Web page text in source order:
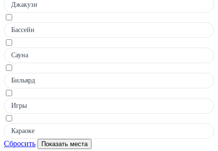
Джакузи
Бассейн
Сауна
Бильярд
Игры
Караоке
Сбросить Показать места